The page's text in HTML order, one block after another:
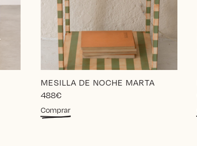
MESILLA DE NOCHE MARTA
488€
Comprar